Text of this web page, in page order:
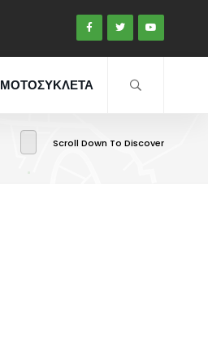
ΜΟΤΟΣΥΚΛΕΤΑ
Scroll Down To Discover